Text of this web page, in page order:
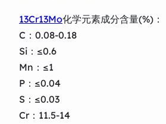
13Cr13Mo化学元素成分含量(%)：
C：0.08-0.18
Si：≤0.6
Mn：≤1
P：≤0.04
S：≤0.03
Cr：11.5-14